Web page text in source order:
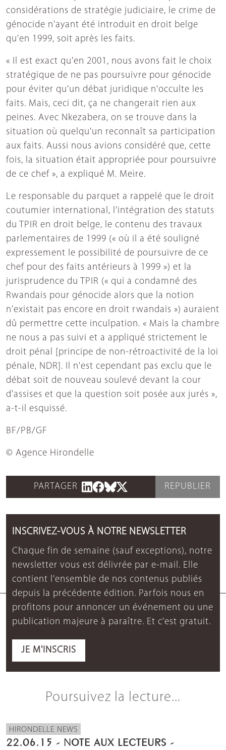
considérations de stratégie judiciaire, le crime de
génocide n'ayant été introduit en droit belge
qu'en 1999, soit après les faits.
« Il est exact qu'en 2001, nous avons fait le choix
stratégique de ne pas poursuivre pour génocide
pour éviter qu'un débat juridique n'occulte les
faits. Mais, ceci dit, ça ne changerait rien aux
peines. Avec Nkezabera, on se trouve dans la
situation où quelqu'un reconnaît sa participation
aux faits. Aussi nous avions considéré que, cette
fois, la situation était appropriée pour poursuivre
de ce chef », a expliqué M. Meire.
Le responsable du parquet a rappelé que le droit
coutumier international, l'intégration des statuts
du TPIR en droit belge, le contenu des travaux
parlementaires de 1999 (« où il a été souligné
expressement le possibilité de poursuivre de ce
chef pour des faits antérieurs à 1999 ») et la
jurisprudence du TPIR (« qui a condamné des
Rwandais pour génocide alors que la notion
n'existait pas encore en droit rwandais ») auraient
dû permettre cette inculpation. « Mais la chambre
ne nous a pas suivi et a appliqué strictement le
droit pénal [principe de non-rétroactivité de la loi
pénale, NDR]. Il n'est cependant pas exclu que le
débat soit de nouveau soulevé devant la cour
d'assises et que la question soit posée aux jurés »,
a-t-il esquissé.
BF/PB/GF
© Agence Hirondelle
PARTAGER REPUBLIER
INSCRIVEZ-VOUS À NOTRE NEWSLETTER
Chaque fin de semaine (sauf exceptions), notre
newsletter vous est délivrée par e-mail. Elle
contient l'ensemble de nos contenus publiés
depuis la précédente édition. Parfois nous en
profitons pour annoncer un événement ou une
publication majeure à paraître. Et c'est gratuit.
JE M'INSCRIS
Poursuivez la lecture...
HIRONDELLE NEWS
22.06.15 - NOTE AUX LECTEURS -